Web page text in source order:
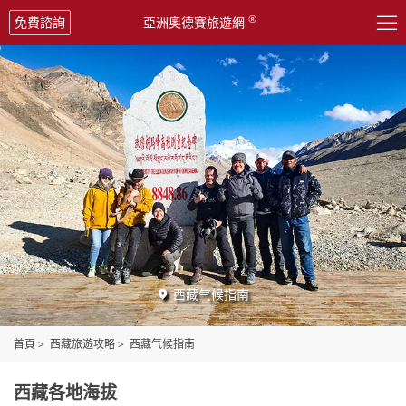

免費諮詢 亞洲奧德賽旅遊網 ®
 西藏气候指南
首頁 > 西藏旅遊攻略> 西藏气候指南
西藏各地海拔